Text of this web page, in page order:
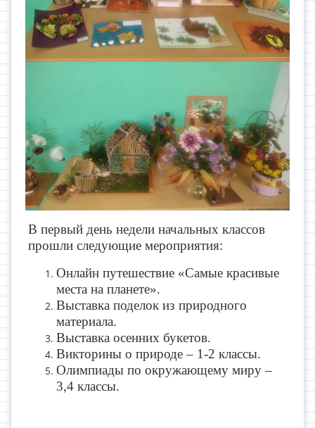
В первый день недели начальных классов
прошли следующие мероприятия:
Онлайн путешествие «Самые красивые
места на планете».
Выставка поделок из природного
материала.
Выставка осенних букетов.
Викторины о природе – 1-2 классы.
Олимпиады по окружающему миру –
3,4 классы.